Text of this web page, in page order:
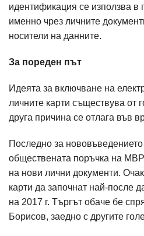
идентификация се използва в
именно чрез личните
носители на данните.
За пореден път
Идеята за включване на
личните карти съществува от
друга причина се отлага във
Последно за
обществената поръчка на
на нови лични документи.
карти да започнат най-после
на 2017 г. Търгът обаче бе
Борисов, заедно с другите